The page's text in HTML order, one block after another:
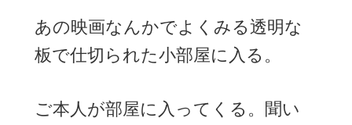
あの映画なんかでよくみる透明な
板で仕切られた小部屋に入る。
ご本人が部屋に入ってくる。聞い